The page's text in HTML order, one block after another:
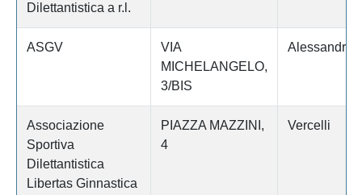
Dilettantistica a r.l.
ASGV
VIA
MICHELANGELO,
3/BIS
Alessandria
Associazione
Sportiva
Dilettantistica
Libertas Ginnastica
PIAZZA MAZZINI,
4
Vercelli